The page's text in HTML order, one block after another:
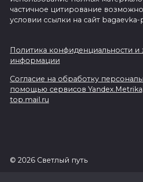
частичное цитирование
условии ссылки на сайт bagaevka-
Политика конфиденциальности и
информации
Согласие на обработку
помощью сервисов
top.mail.ru
© 2026 Светлый путь